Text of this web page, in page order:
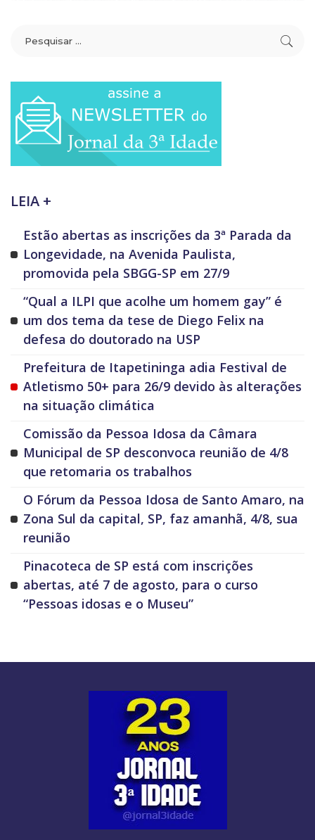
LEIA +
Estão abertas as inscrições da 3ª Parada da
Longevidade, na Avenida Paulista,
promovida pela SBGG-SP em 27/9
“Qual a ILPI que acolhe um homem gay” é
um dos tema da tese de Diego Felix na
defesa do doutorado na USP
Prefeitura de Itapetininga adia Festival de
Atletismo 50+ para 26/9 devido às alterações
na situação climática
Comissão da Pessoa Idosa da Câmara
Municipal de SP desconvoca reunião de 4/8
que retomaria os trabalhos
O Fórum da Pessoa Idosa de Santo Amaro, na
Zona Sul da capital, SP, faz amanhã, 4/8, sua
reunião
Pinacoteca de SP está com inscrições
abertas, até 7 de agosto, para o curso
“Pessoas idosas e o Museu”